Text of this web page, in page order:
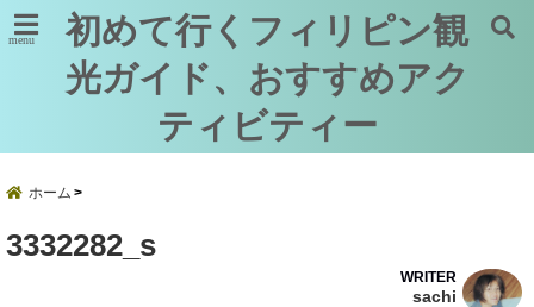
menu
初めて行くフィリピン観
光ガイド、おすすめアク
ティビティー
ホーム
3332282_s
WRITER
sachi